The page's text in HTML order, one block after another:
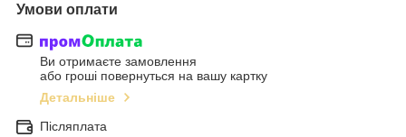
Умови оплати
Ви отримаєте замовлення
або гроші повернуться на вашу картку
Детальніше
Післяплата